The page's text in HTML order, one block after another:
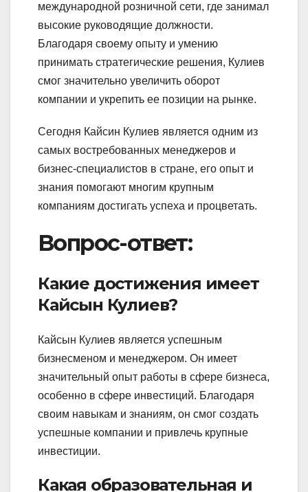
международной розничной сети, где занимал
высокие руководящие должности.
Благодаря своему опыту и умению
принимать стратегические решения, Кулиев
смог значительно увеличить оборот
компании и укрепить ее позиции на рынке.
Сегодня Кайсин Кулиев является одним из
самых востребованных менеджеров и
бизнес-специалистов в стране, его опыт и
знания помогают многим крупным
компаниям достигать успеха и процветать.
Вопрос-ответ:
Какие достижения имеет
Кайсын Кулиев?
Кайсын Кулиев является успешным
бизнесменом и менеджером. Он имеет
значительный опыт работы в сфере бизнеса,
особенно в сфере инвестиций. Благодаря
своим навыкам и знаниям, он смог создать
успешные компании и привлечь крупные
инвестиции.
Какая образовательная и